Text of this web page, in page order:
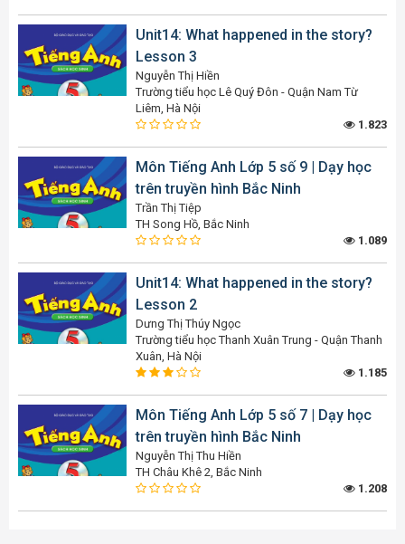
Unit14: What happened in the story?
Lesson 3
Nguyễn Thị Hiền
Trường tiểu học Lê Quý Đôn - Quận Nam Từ
Liêm, Hà Nội
1.823
Môn Tiếng Anh Lớp 5 số 9 | Dạy học
trên truyền hình Bắc Ninh
Trần Thị Tiệp
TH Song Hồ, Bắc Ninh
1.089
Unit14: What happened in the story?
Lesson 2
Dưng Thị Thúy Ngọc
Trường tiểu học Thanh Xuân Trung - Quận Thanh
Xuân, Hà Nội
1.185
Môn Tiếng Anh Lớp 5 số 7 | Dạy học
trên truyền hình Bắc Ninh
Nguyễn Thị Thu Hiền
TH Châu Khê 2, Bắc Ninh
1.208